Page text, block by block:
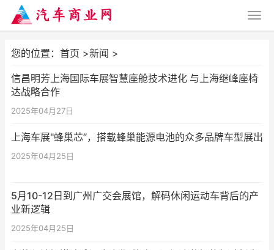
您的位置： 首页 >新闻 >
信昌明芳上海国际车展智慧座舱技术进化 与上海继峰座椅
达战略合作
2025年04月27日
上海车展"蜂巢芯”，搭载蜂巢能源电池的众多品牌车型展出
2025年04月25日
5月10-12日到广州广交会展馆，解码休闲运动车背后的产
业新逻辑
2025年04月25日